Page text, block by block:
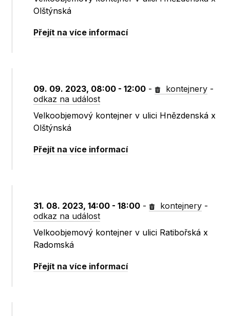
Olštýnská
Přejít na více informací
09. 09. 2023, 08:00 - 12:00 - kontejnery -
odkaz na událost
Velkoobjemový kontejner v ulici Hnězdenská x
Olštýnská
Přejít na více informací
31. 08. 2023, 14:00 - 18:00 - kontejnery -
odkaz na událost
Velkoobjemový kontejner v ulici Ratibořská x
Radomská
Přejít na více informací